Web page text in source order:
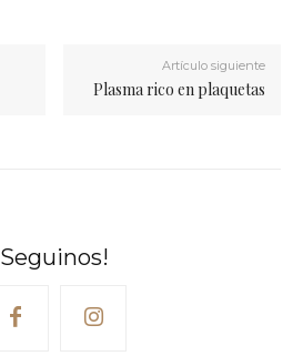
Artículo siguiente
Plasma rico en plaquetas
Seguinos!